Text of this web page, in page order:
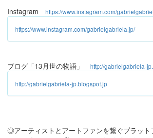
Instagram https://www.instagram.com/
https://www.instagram.com/gabrielgabriela.jp/
ブログ「13月世の物語」 http://gabrielgabriela-
http://gabrielgabriela-jp.blogspot.jp
◎アーティストとアートファンを繋ぐプラット